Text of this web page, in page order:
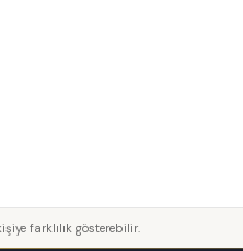
farklılık gösterebilir.